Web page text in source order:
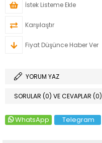
İstek Listeme Ekle
Karşılaştır
Fiyat Düşünce Haber Ver
YORUM YAZ
SORULAR (0) VE CEVAPLAR (0)
WhatsApp Telegram